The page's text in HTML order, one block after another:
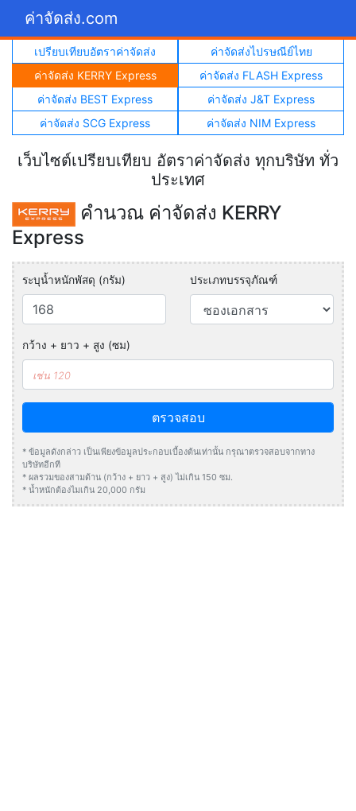
ค่าจัดส่ง.com
เปรียบเทียบอัตราค่าจัดส่ง
ค่าจัดส่งไปรษณีย์ไทย
ค่าจัดส่ง KERRY Express
ค่าจัดส่ง FLASH Express
ค่าจัดส่ง BEST Express
ค่าจัดส่ง J&T Express
ค่าจัดส่ง SCG Express
ค่าจัดส่ง NIM Express
เว็บไซต์เปรียบเทียบ อัตราค่าจัดส่ง ทุกบริษัท ทั่ว
ประเทศ
คำนวณ ค่าจัดส่ง KERRY
Express
ระบุน้ำหนักพัสดุ (กรัม) ประเภทบรรจุภัณฑ์
กว้าง + ยาว + สูง (ซม)
ตรวจสอบ
* ข้อมูลดังกล่าว เป็นเพียงข้อมูลประกอบเบื้องต้นเท่านั้น กรุณาตรวจสอบจากทาง
บริษัทอีกที
* ผลรวมของสามด้าน (กว้าง + ยาว + สูง) ไม่เกิน 150 ซม.
* น้ำหนักต้องไมเกิน 20,000 กรัม